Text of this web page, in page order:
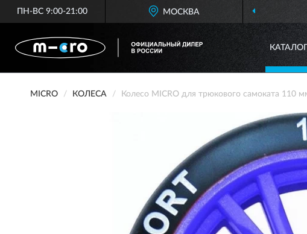
ПН-ВС 9:00-21:00 МОСКВА
КАТАЛОГ
MICRO КОЛЕСА Колесо MICRO для трюкового самоката 110